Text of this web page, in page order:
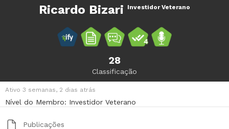
Ricardo Bizari Investidor Veterano
28
Classificação
Nível do Membro: Investidor Veterano
Ativo 3 semanas, 2 dias atrás
Publicações